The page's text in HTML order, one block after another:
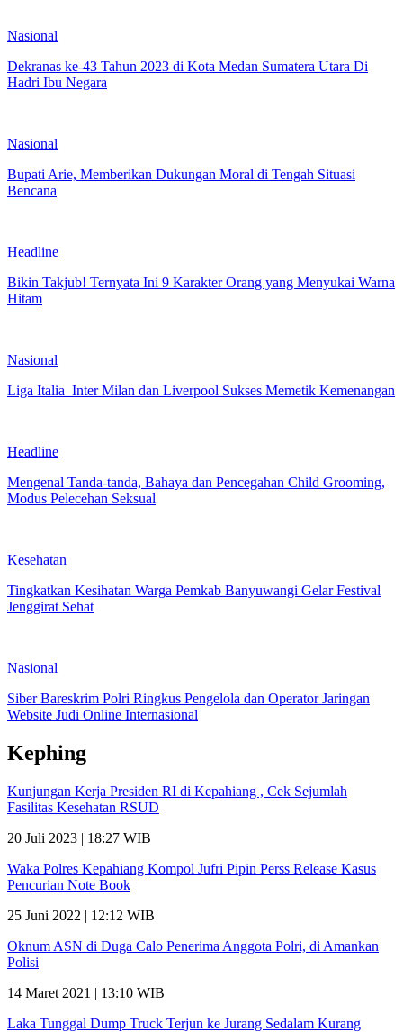
Nasional
Dekranas ke-43 Tahun 2023 di Kota Medan Sumatera Utara Di
Hadri Ibu Negara
Nasional
Bupati Arie, Memberikan Dukungan Moral di Tengah Situasi
Bencana
Headline
Bikin Takjub! Ternyata Ini 9 Karakter Orang yang Menyukai Warna
Hitam
Nasional
Liga Italia Inter Milan dan Liverpool Sukses Memetik Kemenangan
Headline
Mengenal Tanda-tanda, Bahaya dan Pencegahan Child Grooming,
Modus Pelecehan Seksual
Kesehatan
Tingkatkan Kesihatan Warga Pemkab Banyuwangi Gelar Festival
Jenggirat Sehat
Nasional
Siber Bareskrim Polri Ringkus Pengelola dan Operator Jaringan
Website Judi Online Internasional
Kephing
Kunjungan Kerja Presiden RI di Kepahiang , Cek Sejumlah
Fasilitas Kesehatan RSUD
20 Juli 2023 | 18:27 WIB
Waka Polres Kepahiang Kompol Jufri Pipin Perss Release Kasus
Pencurian Note Book
25 Juni 2022 | 12:12 WIB
Oknum ASN di Duga Calo Penerima Anggota Polri, di Amankan
Polisi
14 Maret 2021 | 13:10 WIB
Laka Tunggal Dump Truck Terjun ke Jurang Sedalam Kurang